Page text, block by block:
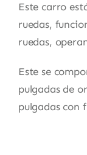
Tienda
Contacto
Este carro
ruedas,
ruedas,
Este se
pulgadas de
pulgadas con